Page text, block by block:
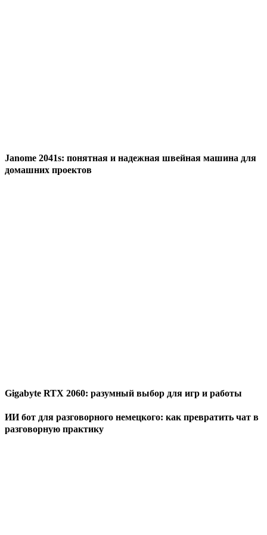
Janome 2041s: понятная и надежная швейная машина для
домашних проектов
Gigabyte RTX 2060: разумный выбор для игр и работы
ИИ бот для разговорного немецкого: как превратить чат в
разговорную практику